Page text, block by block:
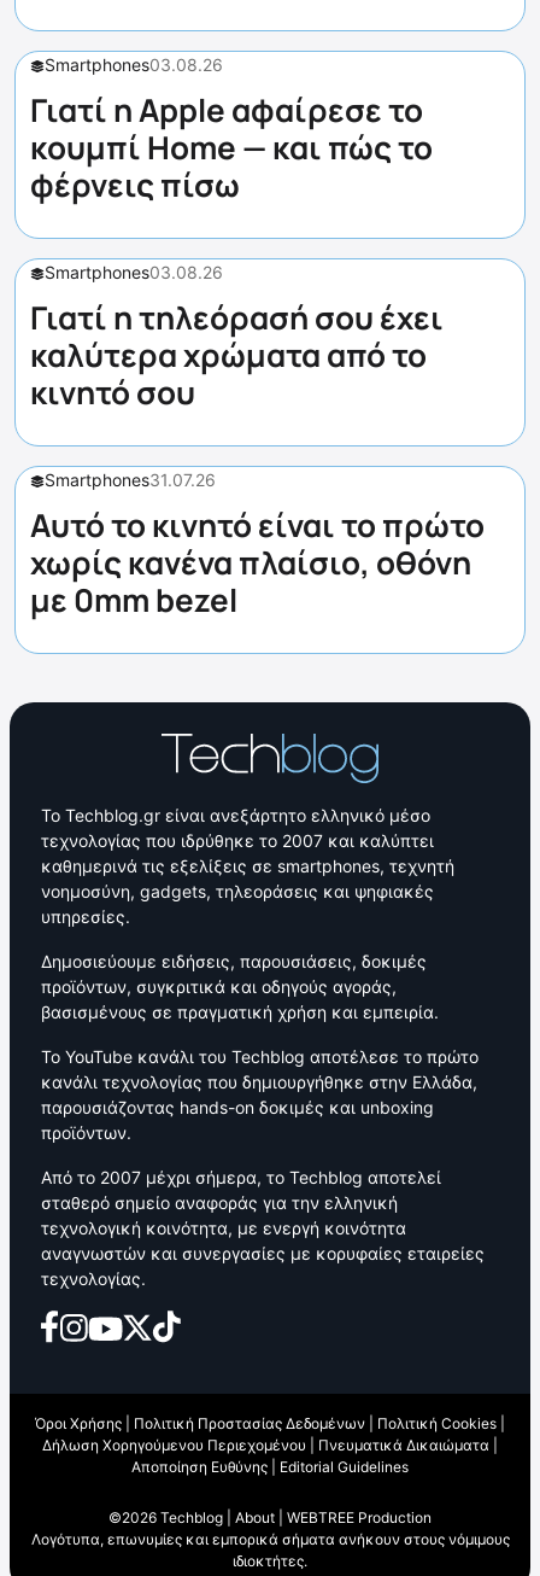
Smartphones03.08.26
Γιατί η Apple αφαίρεσε το
κουμπί Home — και πώς το
φέρνεις πίσω
Smartphones03.08.26
Γιατί η τηλεόρασή σου έχει
καλύτερα χρώματα από το
κινητό σου
Smartphones31.07.26
Αυτό το κινητό είναι το πρώτο
χωρίς κανένα πλαίσιο, οθόνη
με 0mm bezel
Το Techblog.gr είναι ανεξάρτητο ελληνικό μέσο
τεχνολογίας που ιδρύθηκε το 2007 και καλύπτει
καθημερινά τις εξελίξεις σε smartphones, τεχνητή
νοημοσύνη, gadgets, τηλεοράσεις και ψηφιακές
υπηρεσίες.
Δημοσιεύουμε ειδήσεις, παρουσιάσεις, δοκιμές
προϊόντων, συγκριτικά και οδηγούς αγοράς,
βασισμένους σε πραγματική χρήση και εμπειρία.
Το YouTube κανάλι του Techblog αποτέλεσε το πρώτο
κανάλι τεχνολογίας που δημιουργήθηκε στην Ελλάδα,
παρουσιάζοντας hands-on δοκιμές και unboxing
προϊόντων.
Από το 2007 μέχρι σήμερα, το Techblog αποτελεί
σταθερό σημείο αναφοράς για την ελληνική
τεχνολογική κοινότητα, με ενεργή κοινότητα
αναγνωστών και συνεργασίες με κορυφαίες εταιρείες
τεχνολογίας.
Όροι Χρήσης Πολιτική Προστασίας Δεδομένων Πολιτική Cookies
Δήλωση Χορηγούμενου Περιεχομένου
Πνευματικά Δικαιώματα
Αποποίηση Ευθύνης
Editorial Guidelines
©2026 Techblog | About
WEBTREE Production
Λογότυπα, επωνυμίες και εμπορικά σήματα ανήκουν στους νόμιμους
ιδιοκτήτες.